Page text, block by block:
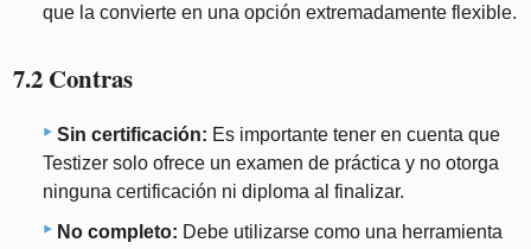
que la convierte en una opción extremadamente flexible.
7.2 Contras
Sin certificación: Es importante tener en cuenta que
Testizer solo ofrece un examen de práctica y no otorga
ninguna certificación ni diploma al finalizar.
No completo: Debe utilizarse como una herramienta